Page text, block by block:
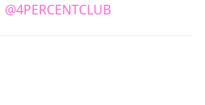
@4PERCENTCLUB